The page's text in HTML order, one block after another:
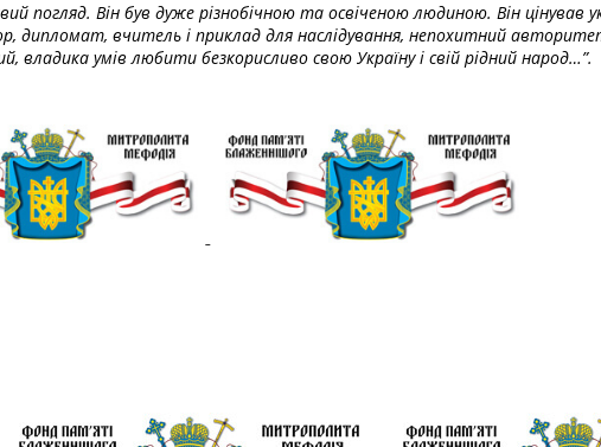
погляд. Він був дуже різнобічною та освіченою людиною. Він цінував
дипломат, вчитель і приклад для наслідування, непохитний
владика умів любити безкорисливо свою Україну і свій рідний народ…”.